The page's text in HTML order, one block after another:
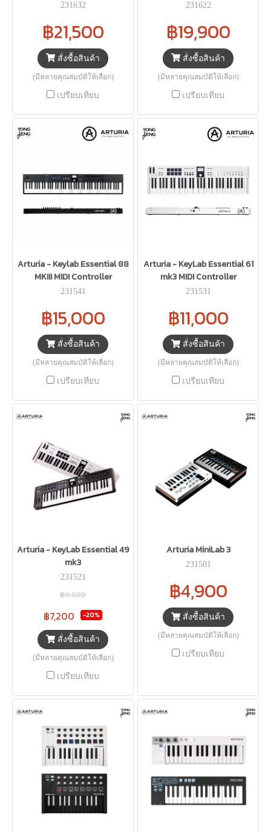
231632
฿21,500
สั่งซื้อสินค้า
(มีหลายคุณสมบัติให้เลือก)
เปรียบเทียบ
231622
฿19,900
สั่งซื้อสินค้า
(มีหลายคุณสมบัติให้เลือก)
เปรียบเทียบ
Arturia - Keylab Essential 88
MKIII MIDI Controller
231541
฿15,000
สั่งซื้อสินค้า
(มีหลายคุณสมบัติให้เลือก)
เปรียบเทียบ
Arturia - KeyLab Essential 61
mk3 MIDI Controller
231531
฿11,000
สั่งซื้อสินค้า
(มีหลายคุณสมบัติให้เลือก)
เปรียบเทียบ
Arturia - KeyLab Essential 49
mk3
231521
฿9,000
฿7,200 -20%
สั่งซื้อสินค้า
(มีหลายคุณสมบัติให้เลือก)
เปรียบเทียบ
Arturia MiniLab 3
231501
฿4,900
สั่งซื้อสินค้า
(มีหลายคุณสมบัติให้เลือก)
เปรียบเทียบ